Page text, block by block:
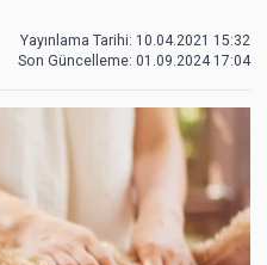
Yayınlama Tarihi: 10.04.2021 15:32
Son Güncelleme: 01.09.2024 17:04